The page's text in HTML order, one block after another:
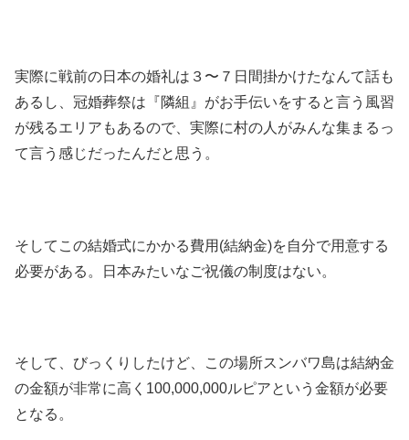
実際に戦前の日本の婚礼は３〜７日間掛かけたなんて話も
あるし、冠婚葬祭は『隣組』がお手伝いをすると言う風習
が残るエリアもあるので、実際に村の人がみんな集まるっ
て言う感じだったんだと思う。
そしてこの結婚式にかかる費用(結納金)を自分で用意する
必要がある。日本みたいなご祝儀の制度はない。
そして、びっくりしたけど、この場所スンバワ島は結納金
の金額が非常に高く100,000,000ルピアという金額が必要
となる。